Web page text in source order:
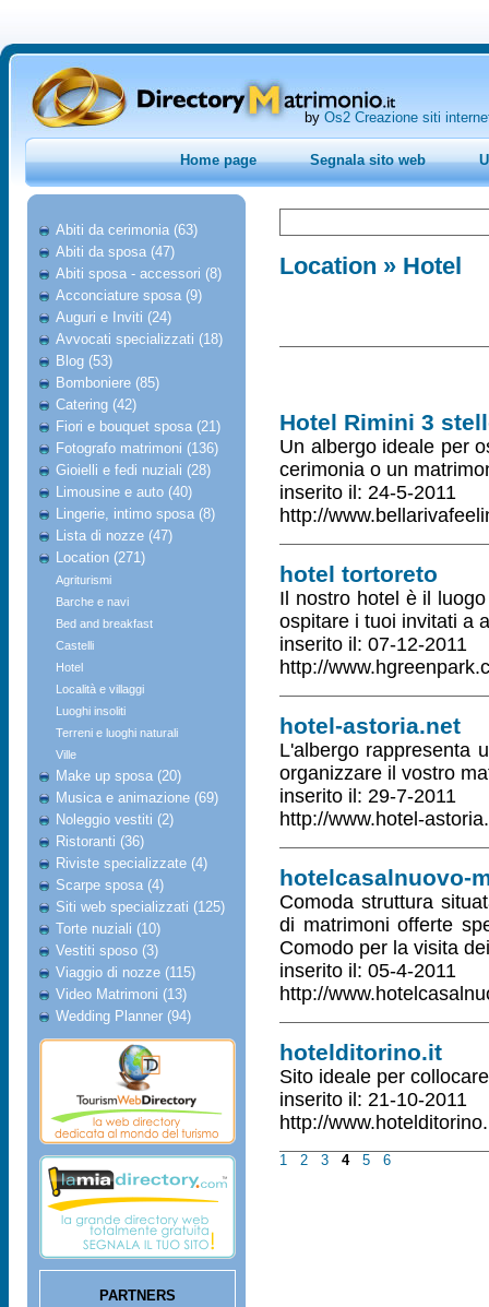
by Os2 Creazione siti
Home page Segnala sito web
Abiti da cerimonia (63)
Abiti da sposa (47)
Abiti sposa - accessori (8)
Acconciature sposa (9)
Auguri e Inviti (24)
Avvocati specializzati (18)
Blog (53)
Bomboniere (85)
Catering (42)
Fiori e bouquet sposa (21)
Fotografo matrimoni (136)
Gioielli e fedi nuziali (28)
Limousine e auto (40)
Lingerie, intimo sposa (8)
Lista di nozze (47)
Location (271)
Agriturismi
Barche e navi
Bed and breakfast
Castelli
Hotel
Località e villaggi
Luoghi insoliti
Terreni e luoghi naturali
Ville
Make up sposa (20)
Musica e animazione (69)
Noleggio vestiti (2)
Ristoranti (36)
Riviste specializzate (4)
Scarpe sposa (4)
Siti web specializzati (125)
Torte nuziali (10)
Vestiti sposo (3)
Viaggio di nozze (115)
Video Matrimoni (13)
Wedding Planner (94)
PARTNERS
Location » Hotel
Hotel Rimini 3
Un albergo ideale per
cerimonia o un
inserito il: 24-5-2011
http://
hotel tortoreto
Il nostro hotel è il
ospitare i tuoi invitati a
inserito il: 07-12-2011
http://
hotel-astoria.net
L'albergo rappresenta
organizzare il vostro
inserito il: 29-7-2011
http://www.hotel-
hotelcasalnuovo-
Comoda struttura
di matrimoni offerte
Comodo per la visita
inserito il: 05-4-2011
http://
hotelditorino.it
Sito ideale per
inserito il: 21-10-2011
http://
1 2 3 4 5 6